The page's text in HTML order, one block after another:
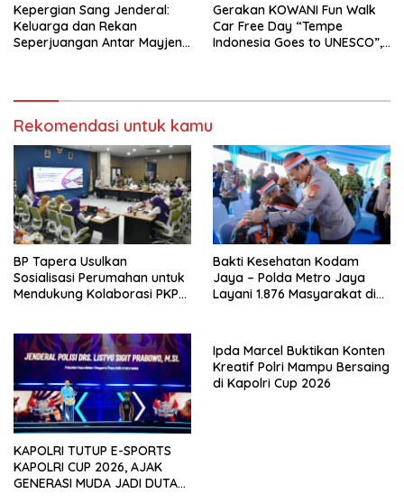
Kepergian Sang Jenderal:
Keluarga dan Rekan
Seperjuangan Antar Mayjen
Gerakan KOWANI Fun Walk
Car Free Day “Tempe
Indonesia Goes to UNESCO”,
Rekomendasi untuk kamu
BP Tapera Usulkan
Sosialisasi Perumahan untuk
Mendukung Kolaborasi PKP
Bakti Kesehatan Kodam
Jaya – Polda Metro Jaya
Layani 1.876 Masyarakat di
KAPOLRI TUTUP E-SPORTS
KAPOLRI CUP 2026, AJAK
GENERASI MUDA JADI DUTA
Ipda Marcel Buktikan Konten
Kreatif Polri Mampu Bersaing
di Kapolri Cup 2026